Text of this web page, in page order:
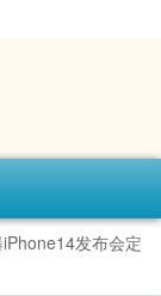
发布会定